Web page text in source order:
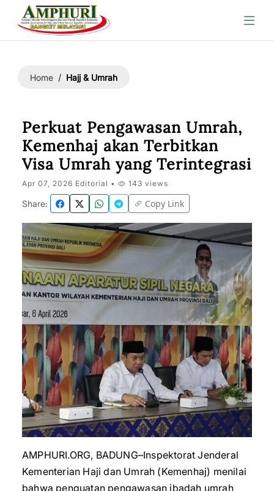
Home Hajj & Umrah
Perkuat Pengawasan Umrah,
Kemenhaj akan Terbitkan
Visa Umrah yang Terintegrasi
Apr 07, 2026 Editorial • 143 views
Share: Copy Link
AMPHURI.ORG, BADUNG–Inspektorat Jenderal
Kementerian Haji dan Umrah (Kemenhaj) menilai
bahwa penguatan pengawasan ibadah umrah